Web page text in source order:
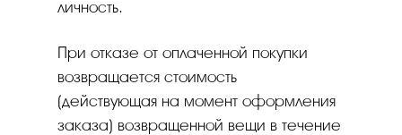
личность.
При отказе от оплаченной покупки
возвращается стоимость
(действующая на момент оформления
заказа) возвращенной вещи в течение